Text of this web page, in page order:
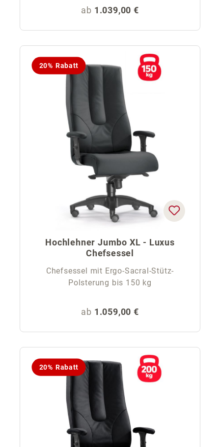
Regulärer Preis:
ab 1.039,00 €
20% Rabatt
Hochlehner Jumbo XL - Luxus
Chefsessel
Chefsessel mit Ergo-Sacral-Stütz-
Polsterung bis 150 kg
Regulärer Preis:
ab 1.059,00 €
20% Rabatt